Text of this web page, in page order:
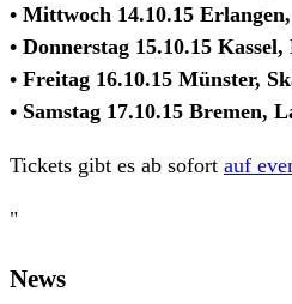
• Mittwoch 14.10.15
• Donnerstag 15.10.15
• Freitag 16.10.15 Münster,
• Samstag 17.10.15 Bremen,
Tickets gibt es ab sofort auf
"
News